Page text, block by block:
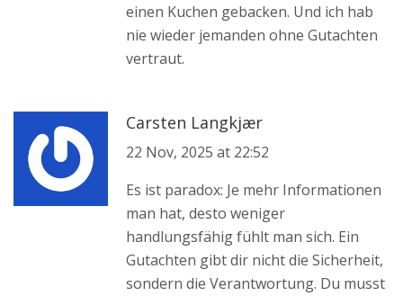
einen Kuchen gebacken. Und ich hab
nie wieder jemanden ohne Gutachten
vertraut.
Carsten Langkjær
22 Nov, 2025 at 22:52
Es ist paradox: Je mehr Informationen
man hat, desto weniger
handlungsfähig fühlt man sich. Ein
Gutachten gibt dir nicht die Sicherheit,
sondern die Verantwortung. Du musst